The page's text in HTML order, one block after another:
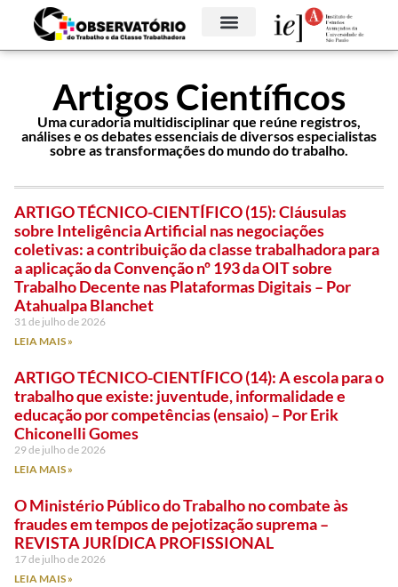
Artigos Científicos
Uma curadoria multidisciplinar que reúne registros,
análises e os debates essenciais de diversos especialistas
sobre as transformações do mundo do trabalho.
ARTIGO TÉCNICO-CIENTÍFICO (15): Cláusulas
sobre Inteligência Artificial nas negociações
coletivas: a contribuição da classe trabalhadora para
a aplicação da Convenção nº 193 da OIT sobre
Trabalho Decente nas Plataformas Digitais – Por
Atahualpa Blanchet
31 de julho de 2026
LEIA MAIS »
ARTIGO TÉCNICO-CIENTÍFICO (14): A escola para o
trabalho que existe: juventude, informalidade e
educação por competências (ensaio) – Por Erik
Chiconelli Gomes
29 de julho de 2026
LEIA MAIS »
O Ministério Público do Trabalho no combate às
fraudes em tempos de pejotização suprema –
REVISTA JURÍDICA PROFISSIONAL
17 de julho de 2026
LEIA MAIS »